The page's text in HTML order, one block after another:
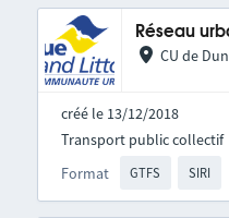
Réseau
CU de
créé le 13/12/2018
Format GTFS SIRI
Transport public collectif